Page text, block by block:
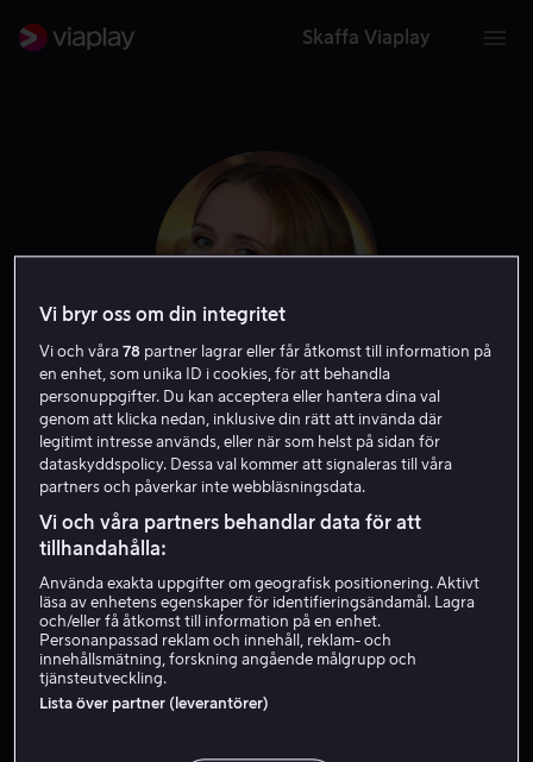
Skaffa Viaplay
Lisa Henni
Skådespelare
Vi bryr oss om din integritet
Vi och våra78 partner lagrar eller får åtkomst till information på
en enhet, som unika ID i cookies, för att behandla
personuppgifter. Du kan acceptera eller hantera dina val
genom att klicka nedan, inklusive din rätt att invända där
legitimt intresse används, eller när som helst på sidan för
dataskyddspolicy. Dessa val kommer att signaleras till våra
partners och påverkar inte webbläsningsdata.
Vi och våra partners behandlar data för att
tillhandahålla:
Använda exakta uppgifter om geografisk positionering. Aktivt
läsa av enhetens egenskaper för identifieringsändamål. Lagra
och/eller få åtkomst till information på en enhet.
Personanpassad reklam och innehåll, reklam- och
innehållsmätning, forskning angående målgrupp och
tjänsteutveckling.
Lista över partner (leverantörer)